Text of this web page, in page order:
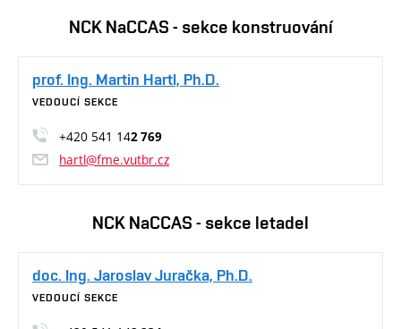
NCK NaCCAS - sekce konstruování
prof. Ing. Martin Hartl, Ph.D.
VEDOUCÍ SEKCE
+420 541 142 769
hartl@fme.vutbr.cz
NCK NaCCAS - sekce letadel
doc. Ing. Jaroslav Juračka, Ph.D.
VEDOUCÍ SEKCE